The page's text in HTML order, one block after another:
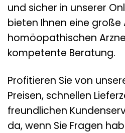
und sicher in unserer
bieten Ihnen eine große
homöopathischen
kompetente Beratung.
Profitieren Sie von
Preisen, schnellen
freundlichen
da, wenn Sie Fragen